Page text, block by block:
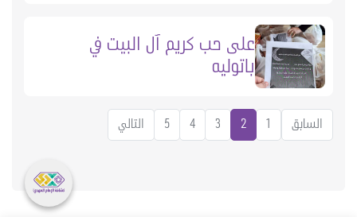
على حب كريم آل البيت في
باتوليه
السابق 2
3
4
5 التالي